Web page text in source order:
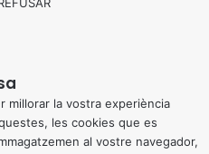
millorar la vostra experiència
les cookies que es
al vostre navegador,